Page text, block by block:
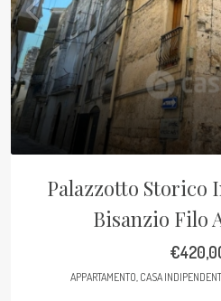
Palazzotto Storico
Bisanzio Filo
APPARTAMENTO, CASA